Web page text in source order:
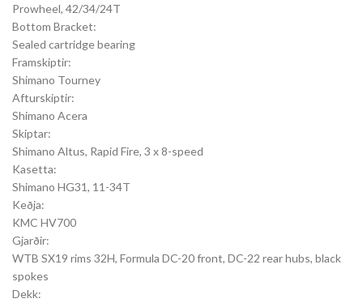
Prowheel, 42/34/24T
Bottom Bracket:
Sealed cartridge bearing
Framskiptir:
Shimano Tourney
Afturskiptir:
Shimano Acera
Skiptar:
Shimano Altus, Rapid Fire, 3 x 8-speed
Kasetta:
Shimano HG31, 11-34T
Keðja:
KMC HV700
Gjarðir:
WTB SX19 rims 32H, Formula DC-20 front, DC-22 rear hubs, black
spokes
Dekk: